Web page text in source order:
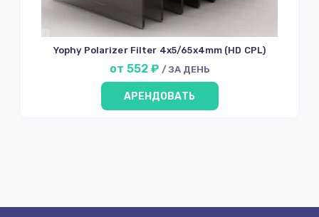
Rota PL
HD CPL
Оборудование
Yophy Polarizer Filter 4x5/65x4mm (HD CPL)
от 552 ₽ / ЗА ДЕНЬ
АРЕНДОВАТЬ